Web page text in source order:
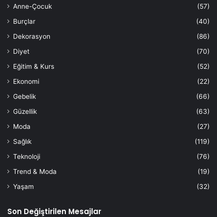
Anne-Çocuk
(57)
Burçlar
(40)
Dekorasyon
(86)
Diyet
(70)
Eğitim & Kurs
(52)
Ekonomi
(22)
Gebelik
(66)
Güzellik
(63)
Moda
(27)
Sağlık
(119)
Teknoloji
(76)
Trend & Moda
(19)
Yaşam
(32)
Son Değiştirilen Mesajlar